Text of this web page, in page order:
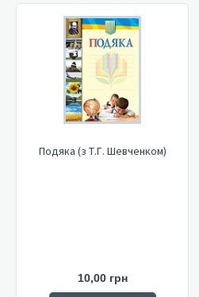
Подяка (з Т.Г. Шевченком)
10,00 грн